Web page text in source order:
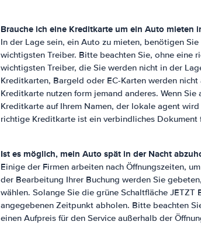
Brauche ich eine Kreditkarte um ein Auto mieten
In der Lage sein, ein Auto zu mieten, benötigen
wichtigsten Treiber. Bitte beachten Sie, ohne eine
wichtigsten Treiber, die Sie werden nicht in der
Kreditkarten, Bargeld oder EC-Karten werden
Kreditkarte nutzen form jemand anderes. Wenn
Kreditkarte auf Ihrem Namen, der lokale agent
richtige Kreditkarte ist ein verbindliches Dokument
Ist es möglich, mein Auto spät in der Nacht
Einige der Firmen arbeiten nach Öffnungszeiten,
der Bearbeitung Ihrer Buchung werden Sie
wählen. Solange Sie die grüne Schaltfläche JETZT
angegebenen Zeitpunkt abholen. Bitte beachten
einen Aufpreis für den Service außerhalb der